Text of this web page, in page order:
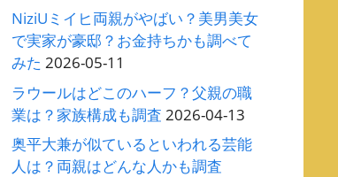
NiziUミイヒ両親がやばい？美男美女
で実家が豪邸？お金持ちかも調べて
みた 2026-05-11
ラウールはどこのハーフ？父親の職
業は？家族構成も調査 2026-04-13
奥平大兼が似ているといわれる芸能
人は？両親はどんな人かも調査